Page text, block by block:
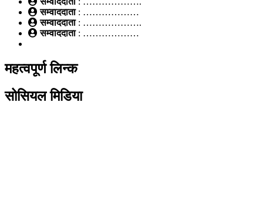
सम्वाददाता: ………………
सम्वाददाता: ……………….
सम्वाददाता: ………………
महत्वपूर्ण लिन्क
सोसियल मिडिया